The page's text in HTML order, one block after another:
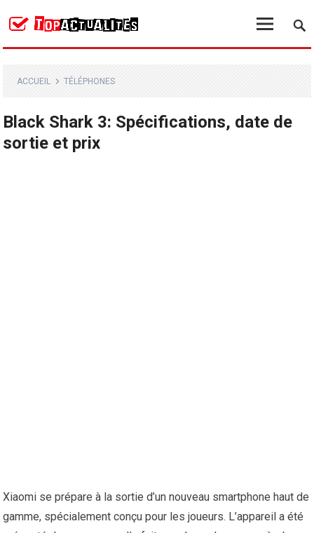
ACCUEIL TÉLÉPHONES
Black Shark 3: Spécifications, date de
sortie et prix
Xiaomi se prépare à la sortie d’un nouveau smartphone haut de
gamme, spécialement conçu pour les joueurs. L’appareil a été